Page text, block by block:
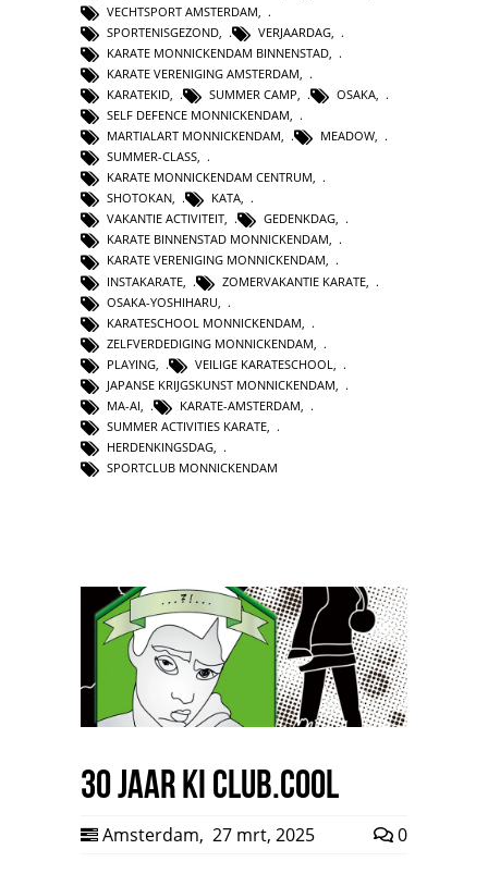
VECHTSPORT AMSTERDAM
SPORTENISGEZOND
VERJAARDAG
KARATE MONNICKENDAM BINNENSTAD
KARATE VERENIGING AMSTERDAM
KARATEKID
SUMMER CAMP OSAKA
SELF DEFENCE MONNICKENDAM,
MARTIALART MONNICKENDAM, MEADOW,
SUMMER-CLASS,
KARATE MONNICKENDAM CENTRUM,
SHOTOKAN, KATA,
VAKANTIE ACTIVITEIT, GEDENKDAG,
KARATE BINNENSTAD MONNICKENDAM,
KARATE VERENIGING MONNICKENDAM,
INSTAKARATE
ZOMERVAKANTIE KARATE
OSAKA-YOSHIHARU
KARATESCHOOL MONNICKENDAM
ZELFVERDEDIGING MONNICKENDAM
PLAYING
VEILIGE KARATESCHOOL
JAPANSE KRIJGSKUNST MONNICKENDAM
MA-AI
KARATE-AMSTERDAM
SUMMER ACTIVITIES KARATE
HERDENKINGSDAG,
SPORTCLUB MONNICKENDAM
30 jaar ki club.cool
Amsterdam, 27 mrt, 2025 0